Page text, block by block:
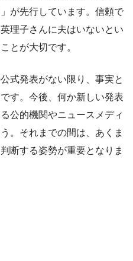
が先行しています。信頼で
理子さんに夫はいないとい
とが大切です。
式発表がない限り、事実と
す。今後、何か新しい発表
公的機関やニュースメディ
。それまでの間は、あくま
断する姿勢が重要となりま